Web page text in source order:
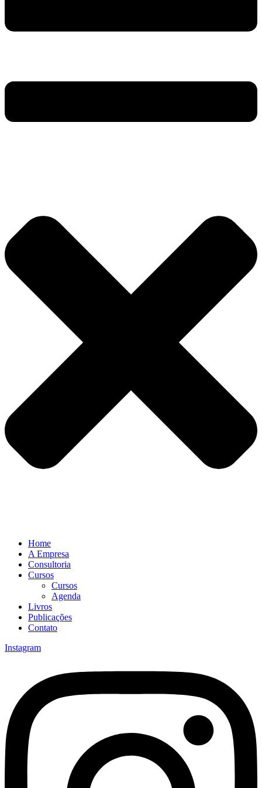
Home
A Empresa
Consultoria
Cursos
Cursos
Agenda
Livros
Publicações
Contato
Instagram